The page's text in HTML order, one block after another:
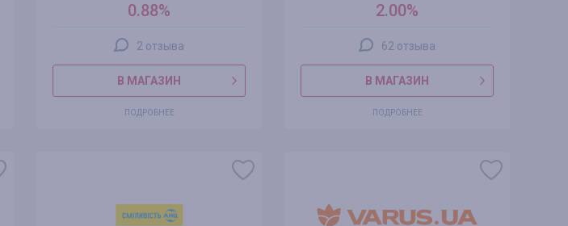
0.88%
2 отзыва
В МАГАЗИН
ПОДРОБНЕЕ
2.00%
62 отзыва
В МАГАЗИН
ПОДРОБНЕЕ